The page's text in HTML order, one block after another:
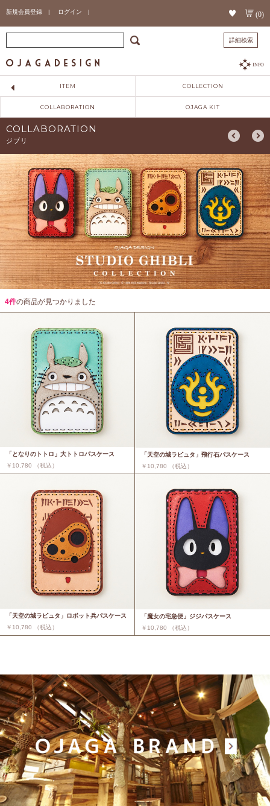
新規会員登録 | ログイン | (0)
詳細検索
INFO
ITEM COLLECTION
COLLABORATION OJAGA KIT
COLLABORATION
ジブリ
4件の商品が見つかりました
「となりのトトロ」大トトロパスケース
￥10,780 （税込）
「天空の城ラピュタ」飛行石パスケース
￥10,780 （税込）
「天空の城ラピュタ」ロボット兵パスケース
￥10,780 （税込）
「魔女の宅急便」ジジパスケース
￥10,780 （税込）